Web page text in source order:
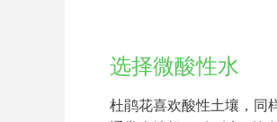
选择微酸性水
杜鹃花喜欢酸性土壤，同